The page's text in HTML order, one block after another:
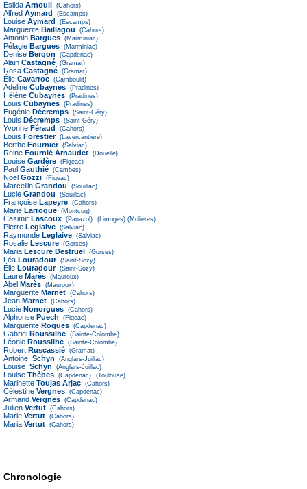
Esilda Arnouil (Cahors)
Alfred Aymard (Escamps)
Louise Aymard (Escamps)
Marguerite Baillagou (Cahors)
Antonin Bargues (Marminiac)
Pélagie Bargues (Marminiac)
Denise Bergon (Capdenac)
Alain Castagné (Gramat)
Rosa Castagné (Gramat)
Élie Cavarroc (Camboulit)
Adeline Cubaynes (Pradines)
Hélène Cubaynes (Pradines)
Louis Cubaynes (Pradines)
Eugénie Décremps (Saint-Géry)
Louis Décremps (Saint-Géry)
Yvonne Féraud (Cahors)
Louis Forestier (Lavercantière)
Berthe Fournier (Salviac)
Reine Fournié Arnaudet (Douelle)
Louise Gardère (Figeac)
Paul Gauthié (Cambes)
Noël Gozzi (Figeac)
Marcellin Grandou (Souillac)
Lucie Grandou (Souillac)
Françoise Lapeyre (Cahors)
Marie Larroque (Montcuq)
Casimir Lascoux (Panazol) (Limoges) (Molières)
Pierre Leglaive (Salviac)
Raymonde Leglaive (Salviac)
Rosalie Lescure (Gorses)
Maria Lescure Destruel (Gorses)
Léa Louradour (Saint-Sozy)
Élie Louradour (Saint-Sozy)
Laure Marès (Mauroux)
Abel Marès (Mauroux)
Marguerite Marnet (Cahors)
Jean Marnet (Cahors)
Lucie Nonorgues (Cahors)
Alphonse Puech (Figeac)
Marguerite Roques (Capdenac)
Gabriel Roussilhe (Sainte-Colombe)
Léonie Roussilhe (Sainte-Colombe)
Robert Ruscassié (Gramat)
Antoine Schyn (Anglars-Juillac)
Louise Schyn (Anglars-Juillac)
Louise Thèbes (Capdenac) (Toulouse)
Marinette Toujas Arjac (Cahors)
Célestine Vergnes (Capdenac)
Armand Vergnes (Capdenac)
Julien Vertut (Cahors)
Marie Vertut (Cahors)
Maria Vertut (Cahors)
Chronologie